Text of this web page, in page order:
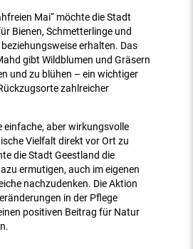
Mai“ möchte die Stadt
Bienen, Schmetterlinge und
erhalten. Das
gibt Wildblumen und Gräsern
und zu blühen – ein wichtiger
zahlreicher
einfache, aber wirkungsvolle
Vielfalt direkt vor Ort zu
die Stadt Geestland die
ermutigen, auch im eigenen
nachzudenken. Die Aktion
in der Pflege
positiven Beitrag für Natur